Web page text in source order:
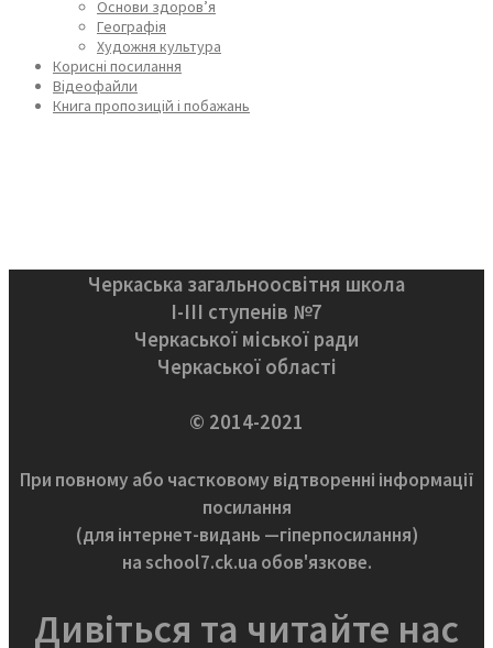
Основи здоров’я
Географія
Художня культура
Корисні посилання
Відеофайли
Книга пропозицій і побажань
Черкаська загальноосвітня школа
І-ІІІ ступенів №7
Черкаської міської ради
Черкаської області
© 2014-2021
При повному або частковому відтворенні інформації
посилання
(для інтернет-видань —гіперпосилання)
на school7.ck.ua обов'язкове.
Дивіться та читайте нас